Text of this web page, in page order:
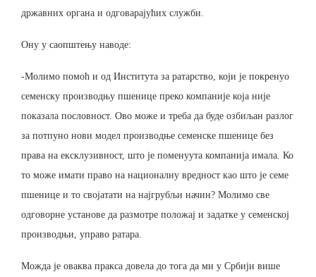
државних органа и одговарајућих служби.
Ону у саопштењу наводе:
-Молимо помоћ и од Института за ратарство, који је покренуо
семенску производњу пшенице преко компаније која није
показала пословност. Ово може и треба да буде озбиљан разлог
за потпуно нови модел производње семенске пшенице без
права на ексклузивност, што је поменуута компанија имала. Ко
то може имати право на националну вредност као што је семе
пшенице и то својатати на најгрубљи начин? Молимо све
одговорне установе да размотре положај и задатке у семенској
производњи, управо ратара.
Можда је оваква пракса довела до тога да ми у Србији више